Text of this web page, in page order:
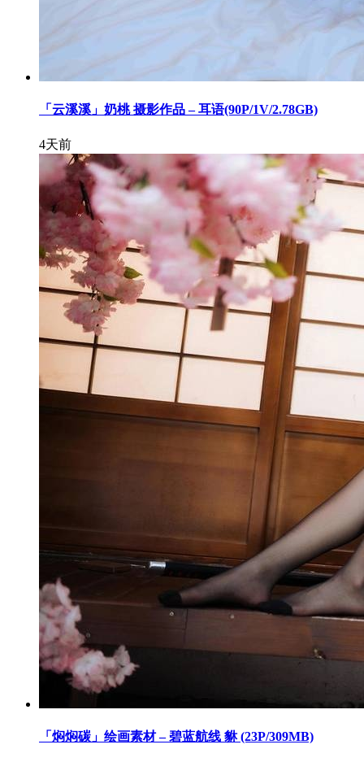
「云溪溪」奶桃 摄影作品 – 耳语(90P/1V/2.78GB)
4天前
「焖焖碳」绘画素材 – 碧蓝航线 貅 (23P/309MB)